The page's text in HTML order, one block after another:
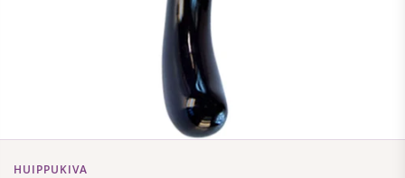
HUIPPUKIVA